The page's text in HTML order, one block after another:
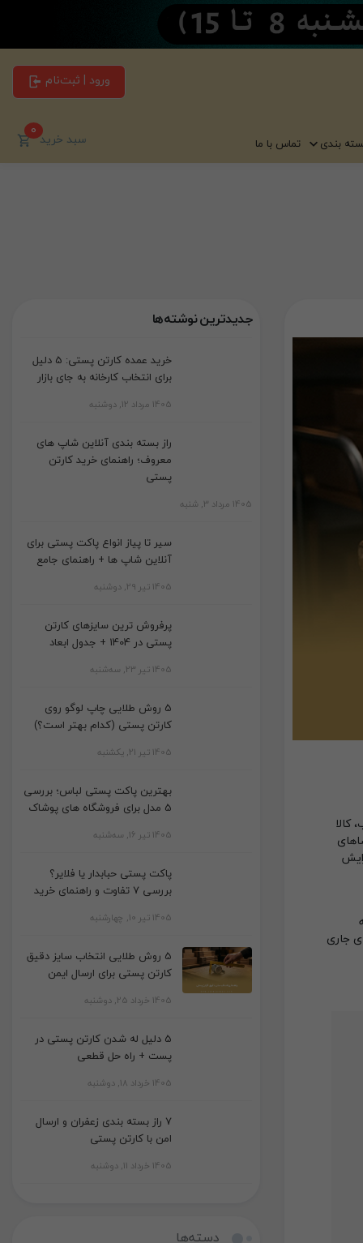
ورود | ثبت‌نام
بندی تماس با ما سبد خرید0
جاری
جدیدترین نوشته‌ها
خرید عمده کارتن پستی: 5 دلیل
برای انتخاب کارخانه به جای بازار
1405 مرداد 12, دوشنبه
راز بسته بندی آنلاین شاپ های
معروف؛ راهنمای خرید کارتن
پستی
1405 مرداد 3, شنبه
سیر تا پیاز انواع پاکت پستی برای
آنلاین شاپ ها + راهنمای جامع
1405 تیر 29, دوشنبه
پرفروش ترین سایزهای کارتن
پستی در 1404 + جدول ابعاد
1405 تیر 23, سه‌شنبه
5 روش طلایی چاپ لوگو روی
کارتن پستی (کدام بهتر است؟)
1405 تیر 21, یکشنبه
بهترین پاکت پستی لباس؛ بررسی
5 مدل برای فروشگاه های پوشاک
1405 تیر 16, سه‌شنبه
پاکت پستی حبابدار یا فلایر؟
بررسی 7 تفاوت و راهنمای خرید
1405 تیر 10, چهارشنبه
5 روش طلایی انتخاب سایز دقیق
کارتن پستی برای ارسال ایمن
1405 خرداد 25, دوشنبه
5 دلیل له شدن کارتن پستی در
پست + راه حل قطعی
1405 خرداد 18, دوشنبه
7 راز بسته بندی زعفران و ارسال
امن با کارتن پستی
1405 خرداد 11, دوشنبه
دسته‌ها